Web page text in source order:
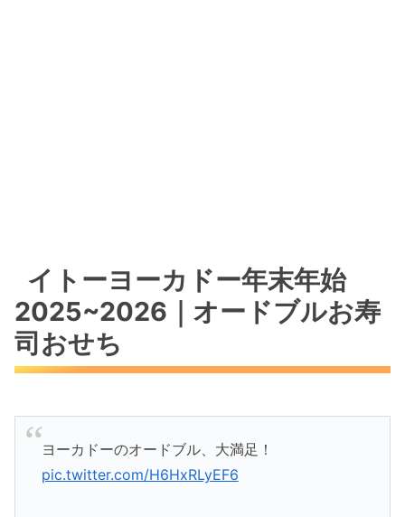
イトーヨーカドー年末年始
2025~2026｜オードブルお寿
司おせち
ヨーカドーのオードブル、大満足！
pic.twitter.com/H6HxRLyEF6